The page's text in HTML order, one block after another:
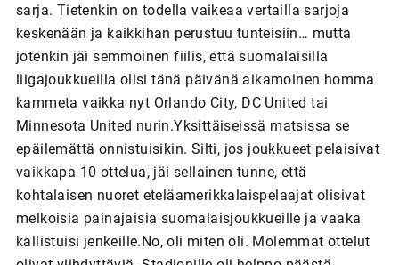
sarja. Tietenkin on todella vaikeaa vertailla sarjoja
keskenään ja kaikkihan perustuu tunteisiin… mutta
jotenkin jäi semmoinen fiilis, että suomalaisilla
liigajoukkueilla olisi tänä päivänä aikamoinen homma
kammeta vaikka nyt Orlando City, DC United tai
Minnesota United nurin.Yksittäiseissä matsissa se
epäilemättä onnistuisikin. Silti, jos joukkueet pelaisivat
vaikkapa 10 ottelua, jäi sellainen tunne, että
kohtalaisen nuoret eteläamerikkalaispelaajat olisivat
melkoisia painajaisia suomalaisjoukkueille ja vaaka
kallistuisi jenkeille.No, oli miten oli. Molemmat ottelut